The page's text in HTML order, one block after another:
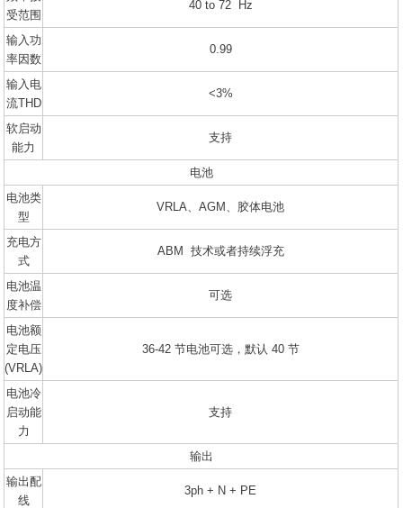
受范围
40 to 72 Hz
输入功
率因数
0.99
输入电
流THD
<3%
软启动
能力
支持
电池
电池类
型
VRLA、AGM、胶体电池
充电方
式
ABM 技术或者持续浮充
电池温
度补偿
可选
电池额
定电压
(VRLA)
36-42 节电池可选，默认 40 节
电池冷
启动能
力
支持
输出
输出配
线
3ph + N + PE